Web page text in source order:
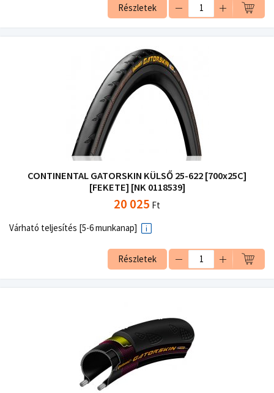
Részletek
CONTINENTAL GATORSKIN KÜLSŐ 25-622 [700x25C]
[FEKETE] [NK 0118539]
20 025 Ft
Várható teljesítés [5-6 munkanap]
Részletek